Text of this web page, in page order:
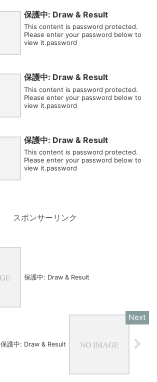
保護中: Draw & Result
This content is password protected.
Please enter your password below to
view it.password
保護中: Draw & Result
This content is password protected.
Please enter your password below to
view it.password
保護中: Draw & Result
This content is password protected.
Please enter your password below to
view it.password
スポンサーリンク
保護中: Draw & Result
保護中: Draw & Result